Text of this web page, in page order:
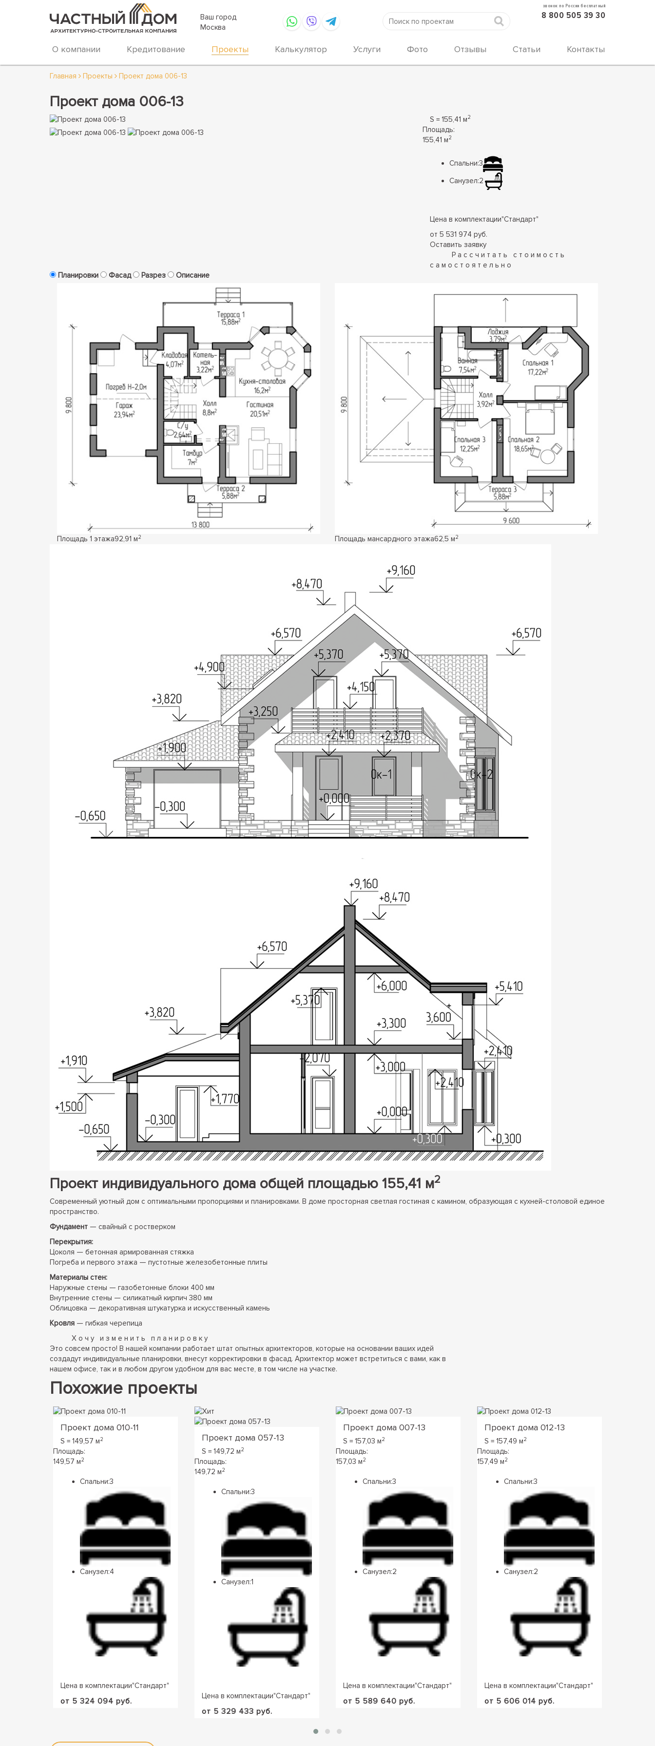
звонок по России бесплатный
8 800 505 39 30
Ваш город
Москва
О компании Кредитование Проекты Калькулятор Услуги Фото Отзывы Статьи Контакты
Главная Проекты Проект дома 006-13
Проект дома 006-13
S = 155,41 м2
Площадь:
155,41 м2
Спальни:3
Санузел:2
Цена в комплектации"Стандарт"
от 5 531 974 руб.
Оставить заявку
Рассчитать стоимость
самостоятельно
Планировки
Фасад Разрез Описание
Площадь 1 этажа92,91 м2 Площадь мансардного этажа62,5 м2
Проект индивидуального дома общей площадью 155,41 м2
Современный уютный дом с оптимальными пропорциями и планировками. В доме просторная светлая гостиная с камином, образующая с кухней-столовой единое
пространство.
Фундамент — свайный с ростверком
Перекрытия:
Цоколя — бетонная армированная стяжка
Погреба и первого этажа — пустотные железобетонные плиты
Материалы стен:
Наружные стены — газобетонные блоки 400 мм
Внутренние стены — силикатный кирпич 380 мм
Облицовка — декоративная штукатурка и искусственный камень
Кровля — гибкая черепица
Хочу изменить планировку
Это совсем просто! В нашей компании работает штат опытных архитекторов, которые на основании ваших идей
создадут индивидуальные планировки, внесут корректировки в фасад. Архитектор может встретиться с вами, как в
нашем офисе, так и в любом другом удобном для вас месте, в том числе на участке.
Похожие проекты
Проект дома 010-11
S = 149,57 м2
Площадь:
149,57 м2
Спальни:3
Санузел:4
Цена в комплектации"Стандарт"
от 5 324 094 руб.
Проект дома 057-13
S = 149,72 м2
Площадь:
149,72 м2
Спальни:3
Санузел:1
Цена в комплектации"Стандарт"
от 5 329 433 руб.
Проект дома 007-13
S = 157,03 м2
Площадь:
157,03 м2
Спальни:3
Санузел:2
Цена в комплектации"Стандарт"
от 5 589 640 руб.
Проект дома 012-13
S = 157,49 м2
Площадь:
157,49 м2
Спальни:3
Санузел:2
Цена в комплектации"Стандарт"
от 5 606 014 руб.